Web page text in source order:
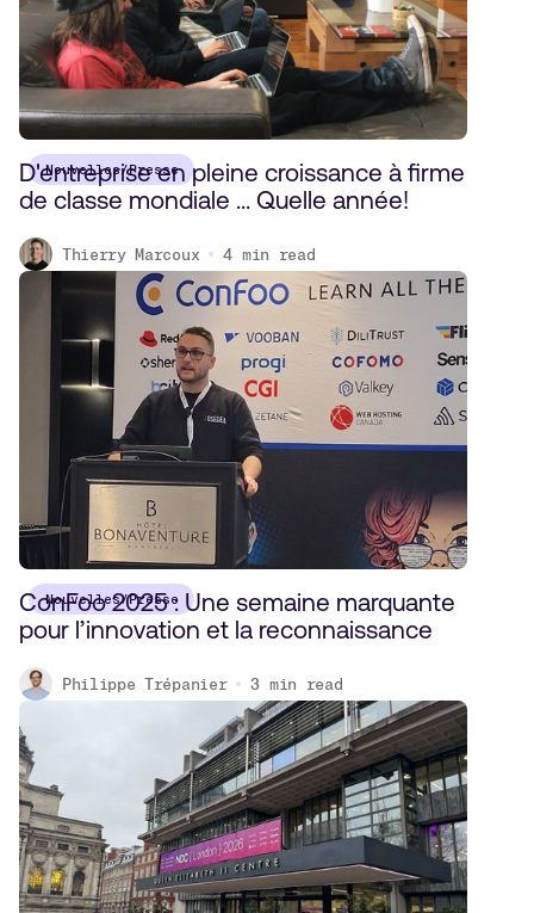
Nouvelles/Presse
D'entreprise en pleine croissance à firme
de classe mondiale ... Quelle année!
Thierry Marcoux 4 min read
Nouvelles/Presse
ConFoo 2025 : Une semaine marquante
pour l’innovation et la reconnaissance
Philippe Trépanier 3 min read